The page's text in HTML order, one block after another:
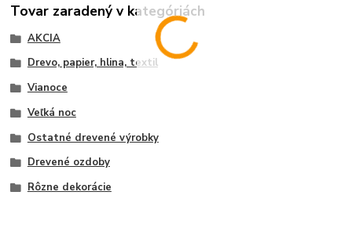
Tovar zaradený v kategóriách
AKCIA
Drevo, papier, hlina, textil
Vianoce
Veľká noc
Ostatné drevené výrobky
Drevené ozdoby
Rôzne dekorácie